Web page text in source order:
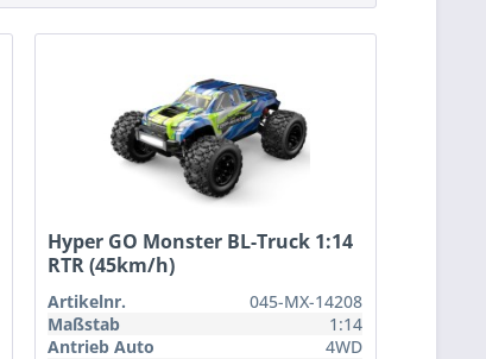
Hyper GO Monster BL-Truck 1:14
RTR (45km/h)
Artikelnr.
045-MX-14208
Maßstab
1:14
Antrieb Auto
4WD